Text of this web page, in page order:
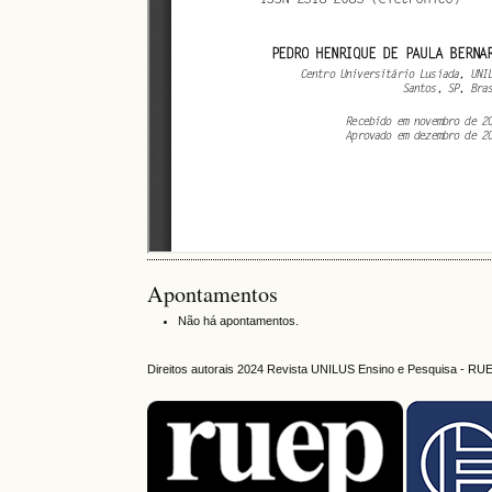
Apontamentos
Não há apontamentos.
Direitos autorais 2024 Revista UNILUS Ensino e Pesquisa -